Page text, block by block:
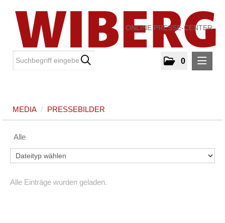
ONLINE PRESSE-CENTER
0
MEDIA
ÜBER UNS
KONTAKT
MEDIA / PRESSEBILDER
Alle
Alle Einträge wurden geladen.